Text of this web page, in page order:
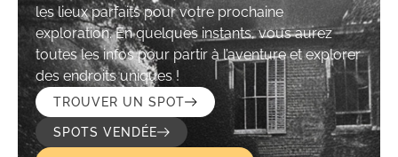
les lieux parfaits pour votre prochaine
exploration. En quelques instants, vous aurez
toutes les infos pour partir à l’aventure et explorer
des endroits uniques !
TROUVER UN SPOT
SPOTS VENDÉE